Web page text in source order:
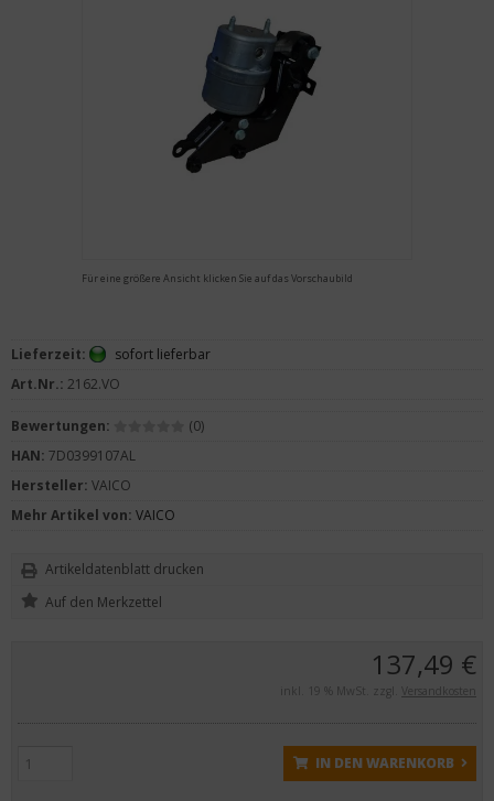
Für eine größere Ansicht klicken Sie auf das Vorschaubild
137,49 €
inkl. 19 % MwSt. zzgl. Versandkosten
IN DEN WARENKORB
Lieferzeit:
sofort lieferbar
Art.Nr.: 2162.VO
Bewertungen:
(0)
HAN: 7D0399107AL
Hersteller: VAICO
Mehr Artikel von: VAICO
Artikeldatenblatt drucken